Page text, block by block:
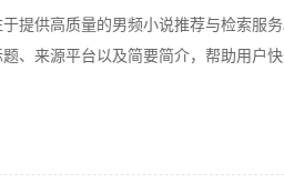
提供高质量的男频小说推荐与检索服务
、来源平台以及简要简介，帮助用户快